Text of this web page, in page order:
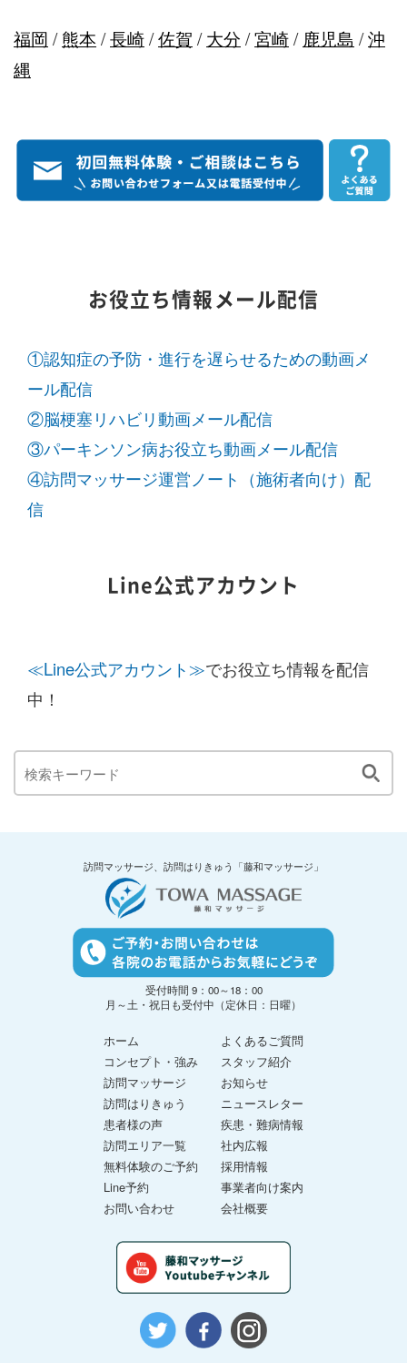
福岡 /熊本 /長崎/佐賀 /大分 /宮崎/ 鹿児島 /沖
縄
お役立ち情報メール配信
①認知症の予防・進行を遅らせるための動画メ
ール配信
②脳梗塞リハビリ動画メール配信
③パーキンソン病お役立ち動画メール配信
④訪問マッサージ運営ノート（施術者向け）配
信
Line公式アカウント
≪Line公式アカウント≫でお役立ち情報を配信
中！
訪問マッサージ、訪問はりきゅう「藤和マッサージ」
受付時間 9：00～18：00
月～土・祝日も受付中（定休日：日曜）
ホーム
コンセプト・強み
訪問マッサージ
訪問はりきゅう
患者様の声
訪問エリア一覧
無料体験のご予約
Line予約
お問い合わせ
よくあるご質問
スタッフ紹介
お知らせ
ニュースレター
疾患・難病情報
社内広報
採用情報
事業者向け案内
会社概要